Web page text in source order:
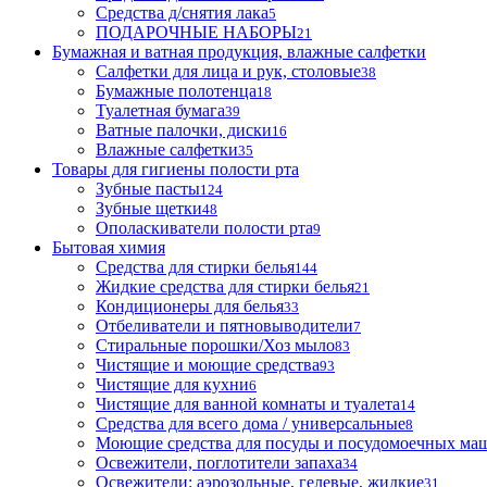
Средства д/снятия лака5
ПОДАРОЧНЫЕ НАБОРЫ21
Бумажная и ватная продукция, влажные салфетки
Салфетки для лица и рук, столовые38
Бумажные полотенца18
Туалетная бумага39
Ватные палочки, диски16
Влажные салфетки35
Товары для гигиены полости рта
Зубные пасты124
Зубные щетки48
Ополаскиватели полости рта9
Бытовая химия
Средства для стирки белья144
Жидкие средства для стирки белья21
Кондиционеры для белья33
Отбеливатели и пятновыводители7
Стиральные порошки/Хоз мыло83
Чистящие и моющие средства93
Чистящие для кухни6
Чистящие для ванной комнаты и туалета14
Средства для всего дома / универсальные8
Моющие средства для посуды и посудомоечных
Освежители, поглотители запаха34
Освежители: аэрозольные, гелевые, жидкие31